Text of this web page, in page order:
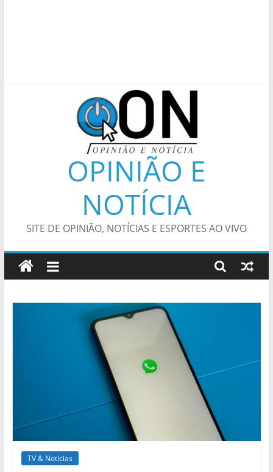
OPINIÃO E
NOTÍCIA
SITE DE OPINIÃO, NOTÍCIAS E ESPORTES AO VIVO
TV & Notícias